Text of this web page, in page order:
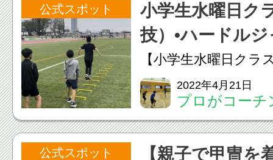
ス全般・中学生以上
走...
公式スポット
小学生水曜日ク
技）•ハードル
【小学生水曜日クラ
ハードルジャンプ】
ルジャンプの練習動
ですので、まずは低
しっかりジャンプ
2022年4月21日
プロがコーチ
（セイヴ）陸
っこクラブ
公式スポット 【親子で甲冑を